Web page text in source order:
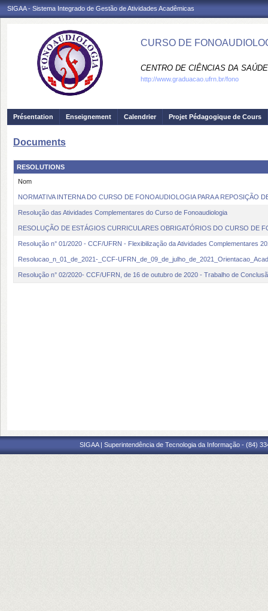
SIGAA - Sistema Integrado de Gestão de Atividades Acadêmicas
CURSO DE
CENTRO DE CIÊNCIAS DA
http://www.graduacao.ufrn.br/fono
Présentation Enseignement Calendrier Projet Pédagogique de Cours
Documents
RESOLUTIONS
Nom
NORMATIVA INTERNA DO CURSO DE FONOAUDIOLOGIA PARA A REPOSIÇÃO
Resolução das Atividades Complementares do Curso de Fonoaudiologia
RESOLUÇÃO DE ESTÁGIOS CURRICULARES OBRIGATÓRIOS DO CURSO DE
Resolução n° 01/2020 - CCF/UFRN - Flexibilização da Atividades Complementares
Resolucao_n_01_de_2021-_CCF-
Resolução n° 02/2020- CCF/UFRN, de 16 de outubro de 2020 - Trabalho de
SIGAA | Superintendência de Tecnologia da Informação - (84)